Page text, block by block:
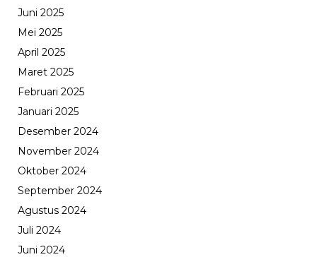
Juni 2025
Mei 2025
April 2025
Maret 2025
Februari 2025
Januari 2025
Desember 2024
November 2024
Oktober 2024
September 2024
Agustus 2024
Juli 2024
Juni 2024